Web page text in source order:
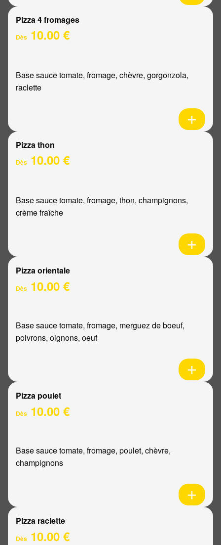
Pizza 4 fromages
Dès 10.00 €
Base sauce tomate, fromage, chèvre, gorgonzola,
raclette
Pizza thon
Dès 10.00 €
Base sauce tomate, fromage, thon, champignons,
crème fraîche
Pizza orientale
Dès 10.00 €
Base sauce tomate, fromage, merguez de boeuf,
poivrons, oignons, oeuf
Pizza poulet
Dès 10.00 €
Base sauce tomate, fromage, poulet, chèvre,
champignons
Pizza raclette
Dès 10.00 €